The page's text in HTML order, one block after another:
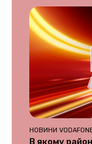
НОВИНИ
В якому